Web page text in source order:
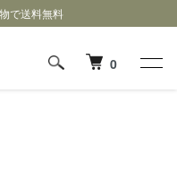
で送料無料
0